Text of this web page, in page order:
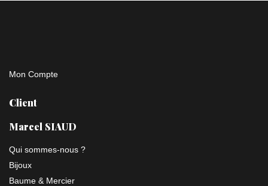
Mon Compte
Client
Marcel SIAUD
Qui sommes-nous ?
Bijoux
Baume & Mercier